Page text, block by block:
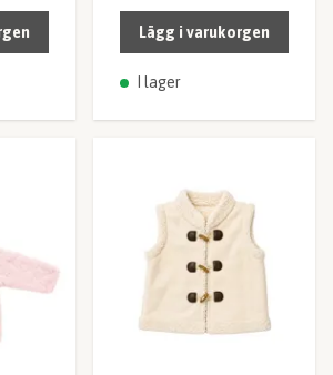
Lägg i varukorgen
I lager